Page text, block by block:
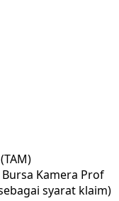
Kamera Prof
syarat klaim)